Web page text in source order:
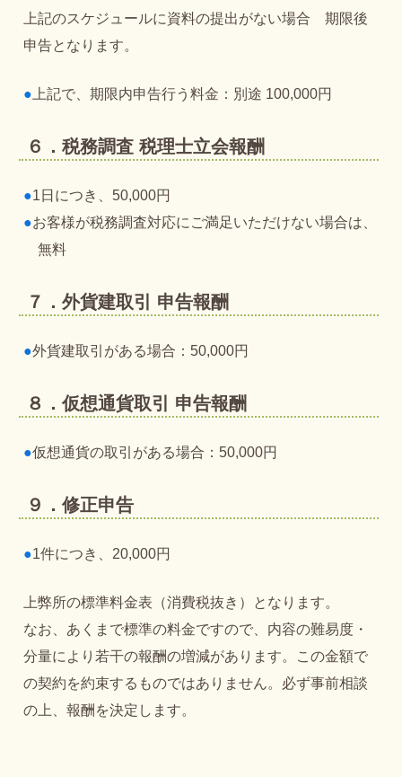
上記のスケジュールに資料の提出がない場合 期限後
申告となります。
● 上記で、期限内申告行う料金：別途 100,000円
６．税務調査 税理士立会報酬
●1日につき、50,000円
●お客様が税務調査対応にご満足いただけない場合は、
無料
７．外貨建取引 申告報酬
●外貨建取引がある場合：50,000円
８．仮想通貨取引 申告報酬
●仮想通貨の取引がある場合：50,000円
９．修正申告
●1件につき、20,000円
上弊所の標準料金表（消費税抜き）となります。
なお、あくまで標準の料金ですので、内容の難易度・
分量により若干の報酬の増減があります。この金額で
の契約を約束するものではありません。必ず事前相談
の上、報酬を決定します。